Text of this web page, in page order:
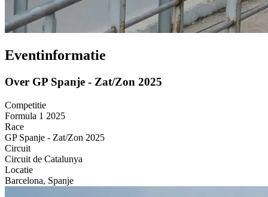
Eventinformatie
Over GP Spanje - Zat/Zon 2025
Competitie
Formula 1 2025
Race
GP Spanje - Zat/Zon 2025
Circuit
Circuit de Catalunya
Locatie
Barcelona, Spanje